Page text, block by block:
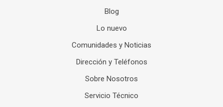
Blog
Lo nuevo
Comunidades y Noticias
Dirección y Teléfonos
Sobre Nosotros
Servicio Técnico